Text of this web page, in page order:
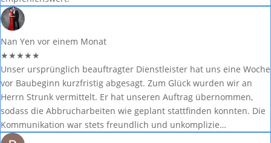
Nan Yen vor einem Monat
★★★★★
Unser ursprünglich beauftragter Dienstleister hat uns eine Woche
vor Baubeginn kurzfristig abgesagt. Zum Glück wurden wir an
Herrn Strunk vermittelt. Er hat unseren Auftrag übernommen,
sodass die Abbrucharbeiten wie geplant stattfinden konnten. Die
Kommunikation war stets freundlich und unkomplizie…